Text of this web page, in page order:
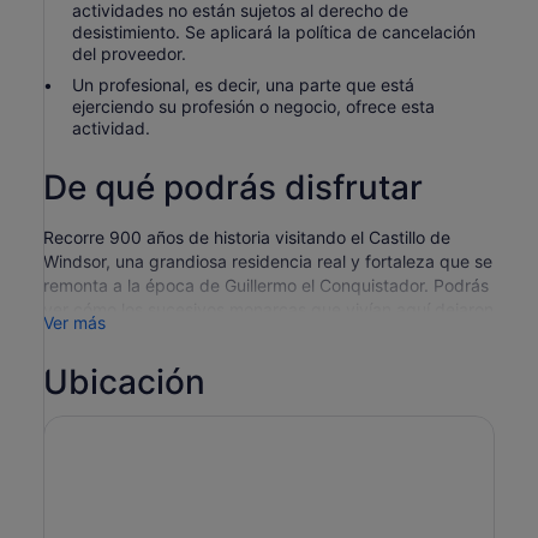
actividades no están sujetos al derecho de
desistimiento. Se aplicará la política de cancelación
del proveedor.
Un profesional, es decir, una parte que está
ejerciendo su profesión o negocio, ofrece esta
actividad.
De qué podrás disfrutar
Recorre 900 años de historia visitando el Castillo de
Windsor, una grandiosa residencia real y fortaleza que se
remonta a la época de Guillermo el Conquistador. Podrás
su huella en uno de los castillos más antiguos y
local te mostrará los alrededores, dando vida a su rica
Ver más
Ubicación